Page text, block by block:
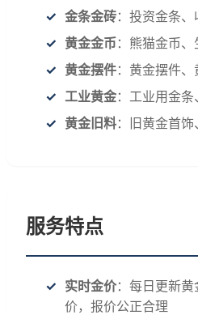
金条金砖：投资金条
黄金金币：熊猫金币
黄金摆件：黄金摆件
工业黄金：工业用金
黄金旧料：旧黄金首
服务特点
实时金价：每日更新
价，报价公正合理